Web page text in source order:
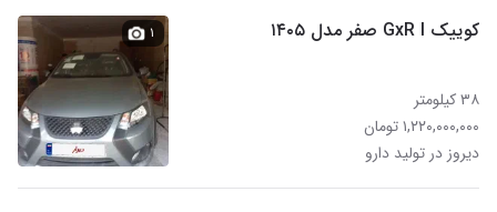
کوییک GxR l صفر مدل ۱۴۰۵
۳۸ کیلومتر
۱,۲۲۰,۰۰۰,۰۰۰ تومان
دیروز در تولید دارو
۱